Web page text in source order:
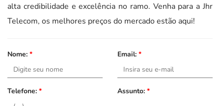
alta credibilidade e excelência no ramo. Venha para a Jhr
Telecom, os melhores preços do mercado estão aqui!
Nome: * Email: *
Telefone: * Assunto: *